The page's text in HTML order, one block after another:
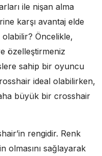
ile nişan alma
karşı avantaj elde
Öncelikle,
özelleştirmeniz
sahip bir oyuncu
ideal olabilirken,
büyük bir crosshair
rengidir. Renk
olmasını sağlayarak